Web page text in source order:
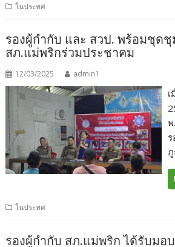
ในประทศ
รองผู้กำกับ และ สวป. พร้อมชุด
สภ.แม่พริกร่วมประชาคม
12/03/2025 admin1
ในประทศ
รองผู้กำกับ สภ.แม่พริก ได้รับมอ